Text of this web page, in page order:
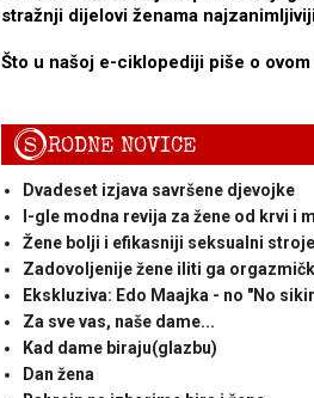
stražnji dijelovi ženama
Što u našoj e-ciklopediji piše o
SRODNE NOVICE
Dvadeset izjava savršene djevojke
I-gle modna revija za žene od krvi i
Žene bolji i efikasniji seksualni
Zadovoljenije žene iliti ga
Ekskluziva: Edo Maajka - no "No
Za sve vas, naše dame...
Kad dame biraju(glazbu)
Dan žena